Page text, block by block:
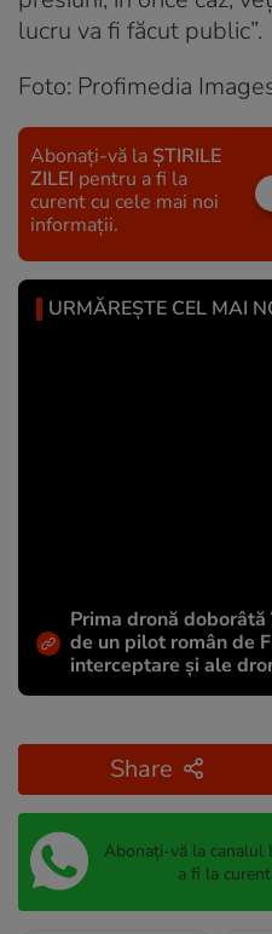
lucru va fi făcut public”.
Foto: Profimedia
Abonați-vă la ȘTIRILE
ZILEI pentru a fi la
curent cu cele mai noi
informații.
URMĂREȘTE CEL MAI
Prima dronă
de un pilot român de
interceptare și ale
Share
Abonați-vă la canalul
a fi la